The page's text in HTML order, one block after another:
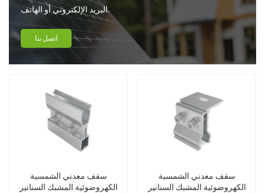
البريد الإلكتروني أو الهاتف.
اتصل بنا
سقف معدني الشمسية
الكهروضوئية المشبك السنانير
سقف معدني الشمسية
الكهروضوئية المشبك السنانير